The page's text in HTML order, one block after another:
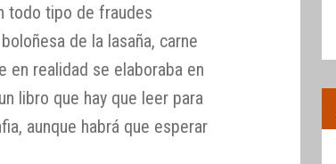
todo tipo de fraudes
de la lasaña, carne
en realidad se elaboraba en
libro que hay que leer para
aunque habrá que esperar